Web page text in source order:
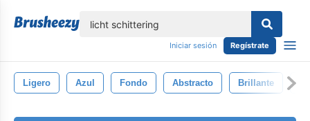
Iniciar sesión Regístrate
Ligero Azul Fondo Abstracto Brillante